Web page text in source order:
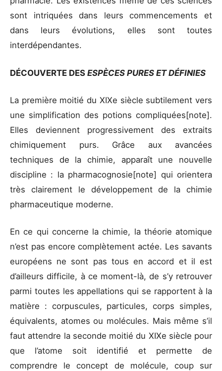
sont intriquées dans leurs commencements et
dans leurs évolutions, elles sont toutes
interdépendantes.
DÉCOUVERTE DES ESPÈCES PURES ET DÉFINIES
La première moitié du XIXe siècle subtilement vers
une simplification des potions compliquées[note].
Elles deviennent progressivement des extraits
chimiquement purs. Grâce aux avancées
techniques de la chimie, apparaît une nouvelle
discipline : la pharmacognosie[note] qui orientera
très clairement le développement de la chimie
pharmaceutique moderne.
En ce qui concerne la chimie, la théorie atomique
n’est pas encore complètement actée. Les savants
européens ne sont pas tous en accord et il est
d’ailleurs difficile, à ce moment-là, de s’y retrouver
parmi toutes les appellations qui se rapportent à la
matière : corpuscules, particules, corps simples,
équivalents, atomes ou molécules. Mais même s’il
faut attendre la seconde moitié du XIXe siècle pour
que l’atome soit identifié et permette de
comprendre le concept de molécule, coup sur